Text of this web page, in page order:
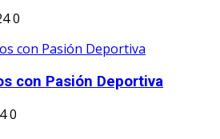
0
con Pasión Deportiva
0